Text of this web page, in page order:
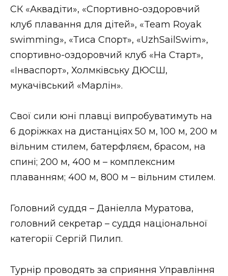
ВІДЕО
СК «Аквадіти», «Спортивно-оздоровчий
клуб плавання для дітей», «Team Royak
swimming», «Тиса Спорт», «UzhSailSwim»,
спортивно-оздоровчий клуб «На Старт»,
«Інваспорт», Холмківську ДЮСШ,
мукачівський «Марлін».
Свої сили юні плавці випробуватимуть на
6 доріжках на дистанціях 50 м, 100 м, 200 м
вільним стилем, батерфляєм, брасом, на
спині; 200 м, 400 м – комплексним
плаванням; 400 м, 800 м – вільним стилем.
Головний суддя – Даніелла Муратова,
головний секретар – суддя національної
категорії Сергій Пилип.
Турнір проводять за сприяння Управління